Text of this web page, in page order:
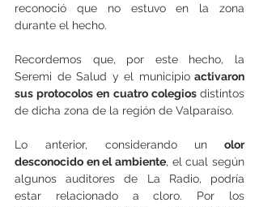
reconoció que no estuvo en la zona
durante el hecho.
Recordemos que, por este hecho, la
Seremi de Salud y el municipio activaron
sus protocolos en cuatro colegios distintos
de dicha zona de la región de Valparaíso.
Lo anterior, considerando un olor
desconocido en el ambiente, el cual según
algunos auditores de La Radio, podría
estar relacionado a cloro. Por los